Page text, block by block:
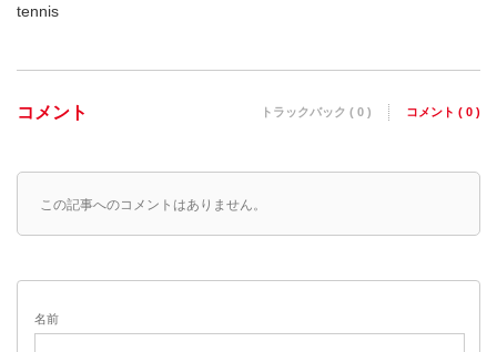
tennis
コメント トラックバック ( 0 ) コメント ( 0 )
この記事へのコメントはありません。
名前